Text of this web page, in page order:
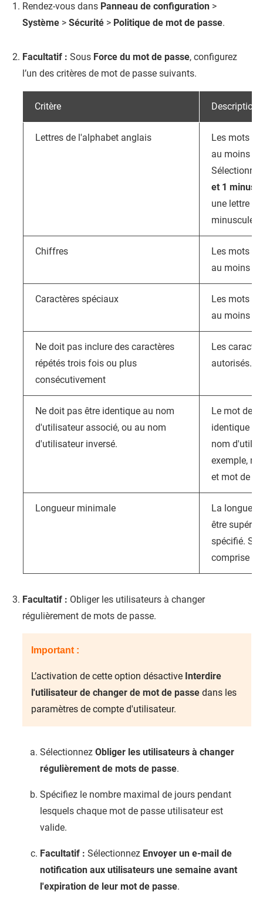
Rendez-vous dans Panneau de configuration >
Système > Sécurité > Politique de mot de passe.
Facultatif : Sous Force du mot de passe, configurez
l’un des critères de mot de passe suivants.
Critère Description
Lettres de l'alphabet anglais
Les mots
au moins
et 1
une lettre
minuscule.
Chiffres
Les mots
au moins
Caractères spéciaux
Les mots
au moins
Ne doit pas inclure des caractères
répétés trois fois ou plus
consécutivement
Les
autorisés.
Ne doit pas être identique au nom
d'utilisateur associé, ou au nom
d'utilisateur inversé.
Le mot de
identique
nom
exemple,
et mot de
Longueur minimale
La
être
spécifié.
comprise
Facultatif : Obliger les utilisateurs à changer
régulièrement de mots de passe.
Important :
L’activation de cette option désactive Interdire
l'utilisateur de changer de mot de passe dans les
paramètres de compte d'utilisateur.
Sélectionnez Obliger les utilisateurs à changer
régulièrement de mots de passe.
Spécifiez le nombre maximal de jours pendant
lesquels chaque mot de passe utilisateur est
valide.
Facultatif : Sélectionnez Envoyer un e-mail de
notification aux utilisateurs une semaine avant
l'expiration de leur mot de passe.